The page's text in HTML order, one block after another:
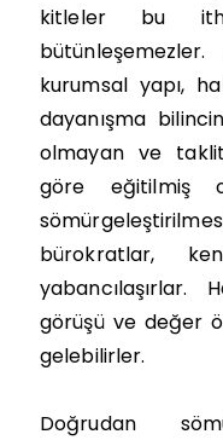
kitleler bu
kurumsal yapı,
dayanışma
olmayan ve
göre eğitilmiş
bürokratlar,
yabancılaşırlar.
görüşü ve değer
gelebilirler.
Doğrudan